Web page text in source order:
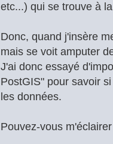
etc...) qui se trouve à
Donc, quand j'insère
mais se voit amputer
J'ai donc essayé
PostGIS" pour savoir
les données.
Pouvez-vous